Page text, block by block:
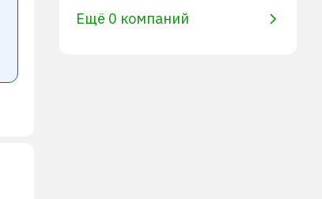
Ещё 0 компаний